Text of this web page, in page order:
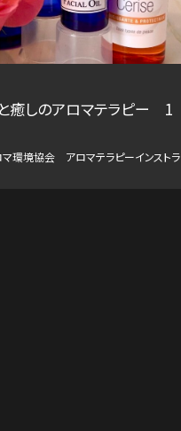
癒しのアロマテラピー 1
マ環境協会 アロマテラピーインストラ